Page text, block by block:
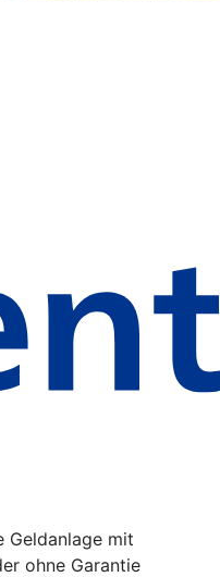
Geldanlage mit
ohne Garantie